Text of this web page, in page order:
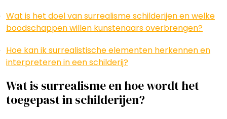
Wat is het doel van surrealisme schilderijen en welke
boodschappen willen kunstenaars overbrengen?
Hoe kan ik surrealistische elementen herkennen en
interpreteren in een schilderij?
Wat is surrealisme en hoe wordt het
toegepast in schilderijen?